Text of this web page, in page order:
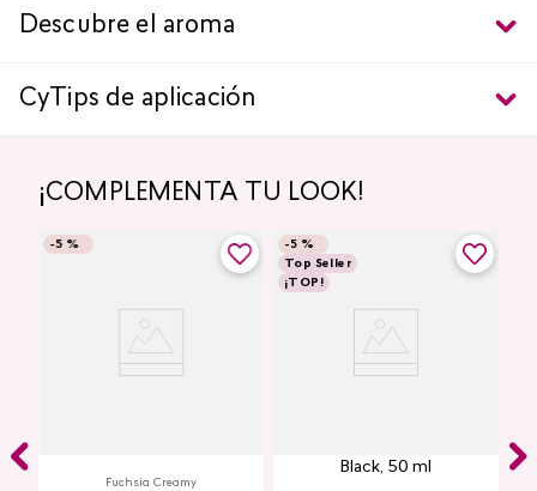
Descubre el aroma
CyTips de aplicación
¡COMPLEMENTA TU LOOK!
-5 %
Fuchsia Creamy
-5 %
Top Seller
¡TOP!
Black, 50 ml